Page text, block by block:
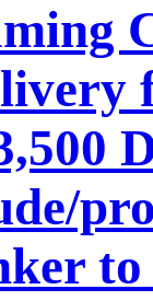
to